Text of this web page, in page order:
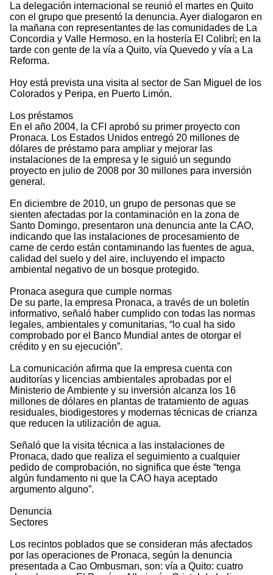
La delegación internacional se reunió el martes en Quito
con el grupo que presentó la denuncia. Ayer dialogaron en
la mañana con representantes de las comunidades de La
Concordia y Valle Hermoso, en la hostería El Colibrí; en la
tarde con gente de la vía a Quito, vía Quevedo y vía a La
Reforma.
Hoy está prevista una visita al sector de San Miguel de los
Colorados y Peripa, en Puerto Limón.
Los préstamos
En el año 2004, la CFI aprobó su primer proyecto con
Pronaca. Los Estados Unidos entregó 20 millones de
dólares de préstamo para ampliar y mejorar las
instalaciones de la empresa y le siguió un segundo
proyecto en julio de 2008 por 30 millones para inversión
general.
En diciembre de 2010, un grupo de personas que se
sienten afectadas por la contaminación en la zona de
Santo Domingo, presentaron una denuncia ante la CAO,
indicando que las instalaciones de procesamiento de
carne de cerdo están contaminando las fuentes de agua,
calidad del suelo y del aire, incluyendo el impacto
ambiental negativo de un bosque protegido.
Pronaca asegura que cumple normas
De su parte, la empresa Pronaca, a través de un boletín
informativo, señaló haber cumplido con todas las normas
legales, ambientales y comunitarias, “lo cual ha sido
comprobado por el Banco Mundial antes de otorgar el
crédito y en su ejecución”.
La comunicación afirma que la empresa cuenta con
auditorías y licencias ambientales aprobadas por el
Ministerio de Ambiente y su inversión alcanza los 16
millones de dólares en plantas de tratamiento de aguas
residuales, biodigestores y modernas técnicas de crianza
que reducen la utilización de agua.
Señaló que la visita técnica a las instalaciones de
Pronaca, dado que realiza el seguimiento a cualquier
pedido de comprobación, no significa que éste “tenga
algún fundamento ni que la CAO haya aceptado
argumento alguno”.
Denuncia
Sectores
Los recintos poblados que se consideran más afectados
por las operaciones de Pronaca, según la denuncia
presentada a Cao Ombusman, son: vía a Quito: cuatro